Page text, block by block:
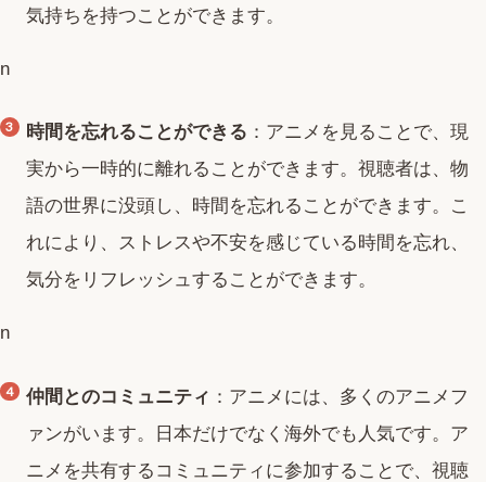
気持ちを持つことができます。
n
時間を忘れることができる ：アニメを見ることで、現
実から一時的に離れることができます。視聴者は、物
語の世界に没頭し、時間を忘れることができます。こ
れにより、ストレスや不安を感じている時間を忘れ、
気分をリフレッシュすることができます。
n
仲間とのコミュニティ ：アニメには、多くのアニメフ
ァンがいます。日本だけでなく海外でも人気です。ア
ニメを共有するコミュニティに参加することで、視聴